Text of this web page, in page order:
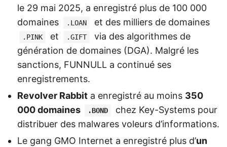
le 29 mai 2025, a enregistré plus de 100 000
domaines
.LOAN et des milliers de domaines
.PINK et .GIFT
via des algorithmes de
génération de domaines (DGA). Malgré les
sanctions, FUNNULL a continué ses
enregistrements.
Revolver Rabbit a enregistré au moins 350
000 domaines
.BOND
chez Key-Systems pour
distribuer des malwares voleurs d’informations.
Le gang GMO Internet a enregistré plus d’un